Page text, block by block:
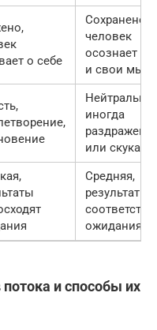
о себе
Сохранено,
человек
осознает
и свои
иногда
или скука
Средняя,
результаты
ожиданиям
и способы их